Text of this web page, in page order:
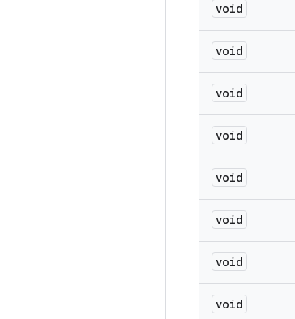
void
void
void
void
void
void
void
void